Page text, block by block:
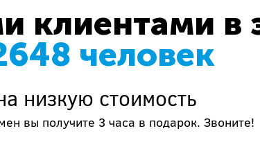
клиентами в
человек
низкую стоимость
вы получите 3 часа в подарок. Звоните!